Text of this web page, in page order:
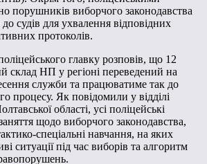
порушників виборчого законодавства
судів для ухвалення відповідних
протоколів.
главку розповів, що 12
склад НП у регіоні переведений на
служби та працюватиме так до
процесу. Як повідомили у відділі
області, усі поліцейські
щодо виборчого законодавства,
спеціальні навчання, на яких
ситуації під час виборів та алгоритм